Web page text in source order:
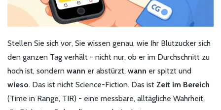
Stellen Sie sich vor, Sie wissen genau, wie Ihr Blutzucker sich
den ganzen Tag verhält - nicht nur, ob er im Durchschnitt zu
hoch ist, sondern wann er abstürzt, wann er spitzt und
wieso. Das ist nicht Science-Fiction. Das ist Zeit im Bereich
(Time in Range, TIR) - eine messbare, alltägliche Wahrheit,